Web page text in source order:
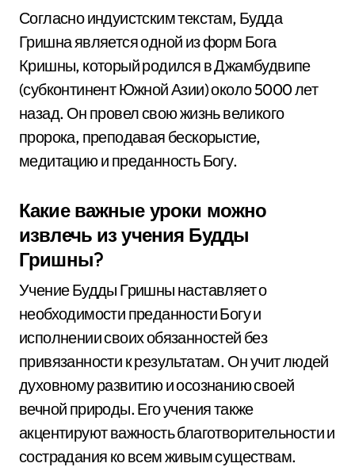
Согласно индуистским текстам, Будда
Гришна является одной из форм Бога
Кришны, который родился в Джамбудвипе
(субконтинент Южной Азии) около 5000 лет
назад. Он провел свою жизнь великого
пророка, преподавая бескорыстие,
медитацию и преданность Богу.
Какие важные уроки можно
извлечь из учения Будды
Гришны?
Учение Будды Гришны наставляет о
необходимости преданности Богу и
исполнении своих обязанностей без
привязанности к результатам. Он учит людей
духовному развитию и осознанию своей
вечной природы. Его учения также
акцентируют важность благотворительности и
сострадания ко всем живым существам.